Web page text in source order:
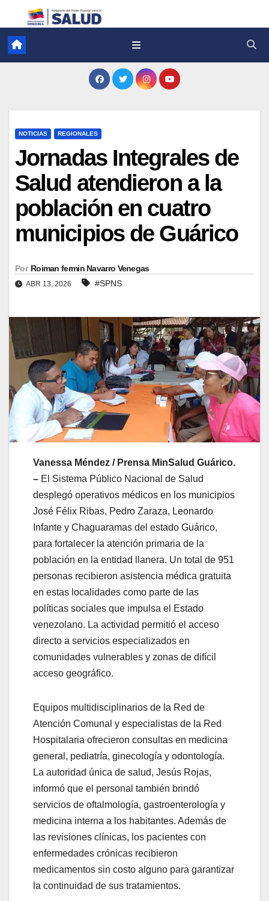
NOTICIAS REGIONALES
Jornadas Integrales de
Salud atendieron a la
población en cuatro
municipios de Guárico
Por Roiman fermin Navarro Venegas
ABR 13, 2026 #SPNS
Vanessa Méndez / Prensa MinSalud Guárico.
– El Sistema Público Nacional de Salud
desplegó operativos médicos en los municipios
José Félix Ribas, Pedro Zaraza, Leonardo
Infante y Chaguaramas del estado Guárico,
para fortalecer la atención primaria de la
población en la entidad llanera. Un total de 951
personas recibieron asistencia médica gratuita
en estas localidades como parte de las
políticas sociales que impulsa el Estado
venezolano. La actividad permitió el acceso
directo a servicios especializados en
comunidades vulnerables y zonas de difícil
acceso geográfico.
Equipos multidisciplinarios de la Red de
Atención Comunal y especialistas de la Red
Hospitalaria ofrecieron consultas en medicina
general, pediatría, ginecología y odontología.
La autoridad única de salud, Jesús Rojas,
informó que el personal también brindó
servicios de oftalmología, gastroenterología y
medicina interna a los habitantes. Además de
las revisiones clínicas, los pacientes con
enfermedades crónicas recibieron
medicamentos sin costo alguno para garantizar
la continuidad de sus tratamientos.